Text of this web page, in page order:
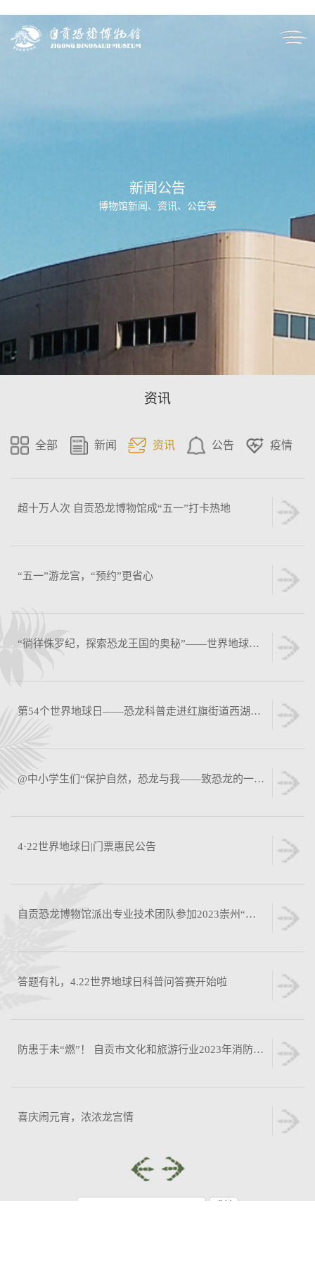
新闻公告
博物馆新闻、资讯、公告等
资讯
全部 新闻 资讯 公告 疫情
超十万人次 自贡恐龙博物馆成“五一”打卡热地
“五一”游龙宫，“预约”更省心
“徜徉侏罗纪，探索恐龙王国的奥秘”——世界地球日主题关爱活动
第54个世界地球日——恐龙科普走进红旗街道西湖社区
@中小学生们“保护自然，恐龙与我——致恐龙的一封信”主题征文比赛开始啦！
4·22世界地球日|门票惠民公告
自贡恐龙博物馆派出专业技术团队参加2023崇州“天演高峰荟”
答题有礼，4.22世界地球日科普问答赛开始啦
防患于未“燃”！ 自贡市文化和旅游行业2023年消防安全应急培训暨联合演练在自贡恐龙博物馆举行
喜庆闹元宵，浓浓龙宫情